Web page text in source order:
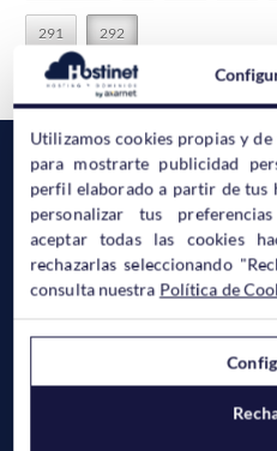
291 292
Hostinet
Soporte
Quienes somos
Acreditaciones
Utilizamos cookies propias y
para mostrarte publicidad
perfil elaborado a partir de tus
personalizar tus
aceptar todas las cookies
rechazarlas seleccionando
consulta nuestra Política de